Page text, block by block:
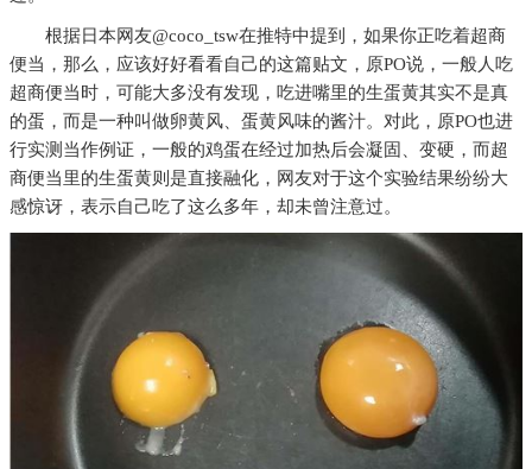
根据日本网友@coco_tsw在推特中提到，如果你正吃着超商
便当，那么，应该好好看看自己的这篇贴文，原PO说，一般人吃
超商便当时，可能大多没有发现，吃进嘴里的生蛋黄其实不是真
的蛋，而是一种叫做卵黄风、蛋黄风味的酱汁。对此，原PO也进
行实测当作例证，一般的鸡蛋在经过加热后会凝固、变硬，而超
商便当里的生蛋黄则是直接融化，网友对于这个实验结果纷纷大
感惊讶，表示自己吃了这么多年，却未曾注意过。